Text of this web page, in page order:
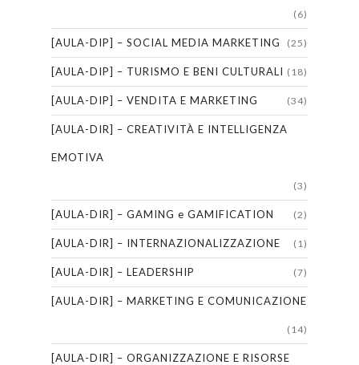
(6)
[AULA-DIP] – SOCIAL MEDIA MARKETING (25)
[AULA-DIP] – TURISMO E BENI CULTURALI (18)
[AULA-DIP] – VENDITA E MARKETING (34)
[AULA-DIR] – CREATIVITÀ E INTELLIGENZA
EMOTIVA
(3)
[AULA-DIR] – GAMING e GAMIFICATION (2)
[AULA-DIR] – INTERNAZIONALIZZAZIONE (1)
[AULA-DIR] – LEADERSHIP (7)
[AULA-DIR] – MARKETING E COMUNICAZIONE
(14)
[AULA-DIR] – ORGANIZZAZIONE E RISORSE